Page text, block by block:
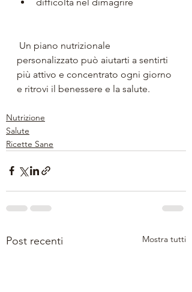
personalizzato può aiutarti a sentirti
più attivo e concentrato ogni giorno
e ritrovi il benessere e la salute.
Nutrizione
Salute
Ricette Sane
Post recenti Mostra tutti